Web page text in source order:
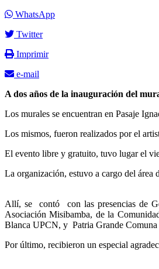
WhatsApp
Twitter
Imprimir
e-mail
A dos años de la inauguración del
Los murales se encuentran en Pasaje
Los mismos, fueron realizados por el
El evento libre y gratuito, tuvo lugar el
La organización, estuvo a cargo del área
Allí, se contó con las presencias de
Asociación Misibamba, de la
Blanca UPCN, y Patria Grande Comuna
Por último, recibieron un especial